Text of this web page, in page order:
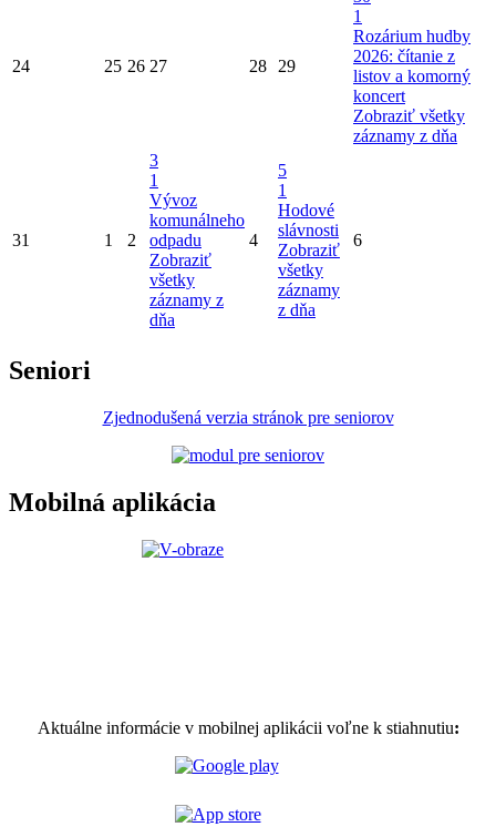
24 25 26 27 28 29
1
Rozárium hudby
2026: čítanie z
listov a komorný
koncert
Zobraziť všetky
záznamy z dňa
31 1 2
3
1
Vývoz
komunálneho
odpadu
Zobraziť
všetky
záznamy z
dňa
4
5
1
Hodové
slávnosti
Zobraziť
všetky
záznamy
z dňa
6
Seniori
Zjednodušená verzia stránok pre seniorov
Mobilná aplikácia
Aktuálne informácie v mobilnej aplikácii voľne k stiahnutiu: